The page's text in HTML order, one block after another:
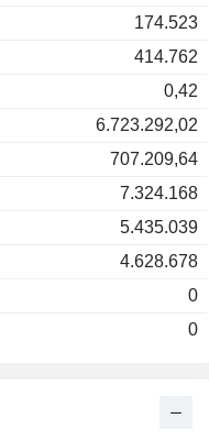
174.523
414.762
0,42
6.723.292,02
707.209,64
7.324.168
5.435.039
4.628.678
0
0